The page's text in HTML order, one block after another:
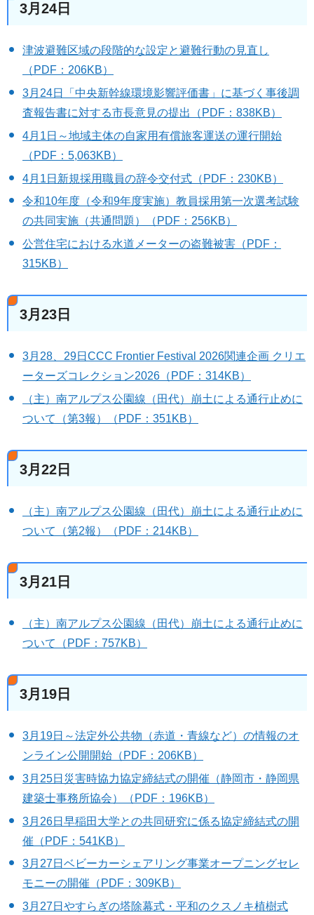
3月24日
津波避難区域の段階的な設定と避難行動の見直し
（PDF：206KB）
3月24日「中央新幹線環境影響評価書」に基づく事後調
査報告書に対する市長意見の提出（PDF：838KB）
4月1日～地域主体の自家用有償旅客運送の運行開始
（PDF：5,063KB）
4月1日新規採用職員の辞令交付式（PDF：230KB）
令和10年度（令和9年度実施）教員採用第一次選考試験
の共同実施（共通問題）（PDF：256KB）
公営住宅における水道メーターの盗難被害（PDF：
315KB）
3月23日
3月28、29日CCC Frontier Festival 2026関連企画 クリエ
ーターズコレクション2026（PDF：314KB）
（主）南アルプス公園線（田代）崩土による通行止めに
ついて（第3報）（PDF：351KB）
3月22日
（主）南アルプス公園線（田代）崩土による通行止めに
ついて（第2報）（PDF：214KB）
3月21日
（主）南アルプス公園線（田代）崩土による通行止めに
ついて（PDF：757KB）
3月19日
3月19日～法定外公共物（赤道・青線など）の情報のオ
ンライン公開開始（PDF：206KB）
3月25日災害時協力協定締結式の開催（静岡市・静岡県
建築士事務所協会）（PDF：196KB）
3月26日早稲田大学との共同研究に係る協定締結式の開
催（PDF：541KB）
3月27日ベビーカーシェアリング事業オープニングセレ
モニーの開催（PDF：309KB）
3月27日やすらぎの塔除幕式・平和のクスノキ植樹式